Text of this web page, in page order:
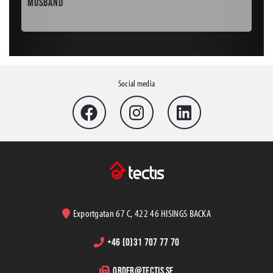
Musband
Social media
Exportgatan 67 C, 422 46 HISINGS BACKA
+46 (0)31 707 77 70
order@tectis.se